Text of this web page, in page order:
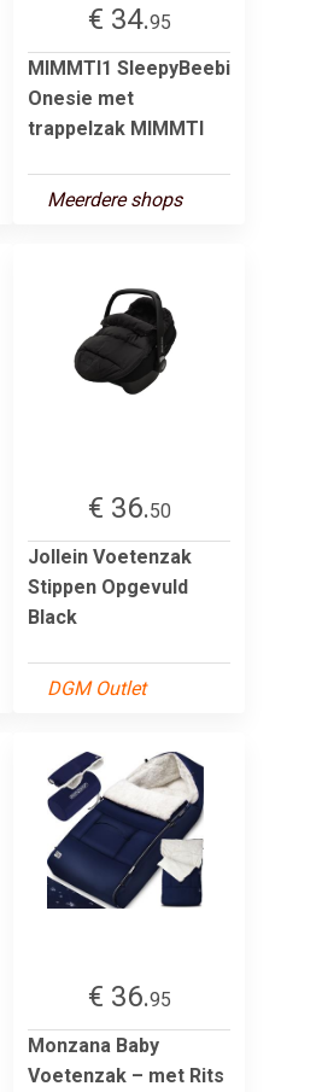
€ 34.95
MIMMTI1 SleepyBeebi
Onesie met
trappelzak MIMMTI
Meerdere shops
€ 36.50
Jollein Voetenzak
Stippen Opgevuld
Black
DGM Outlet
€ 36.95
Monzana Baby
Voetenzak – met Rits